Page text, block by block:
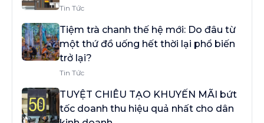
Tin Tức
Tiệm trà chanh thế hệ mới: Do đâu từ
một thứ đồ uống hết thời lại phổ biến
trở lại?
Tin Tức
TUYỆT CHIÊU TẠO KHUYẾN MÃI bứt
tốc doanh thu hiệu quả nhất cho dân